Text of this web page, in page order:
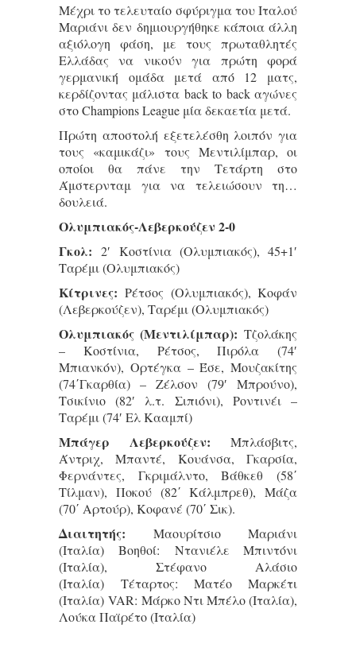
Μέχρι το τελευταίο σφύριγμα του Ιταλού
Μαριάνι δεν δημιουργήθηκε κάποια άλλη
αξιόλογη φάση, με τους πρωταθλητές
Ελλάδας να νικούν για πρώτη φορά
γερμανική ομάδα μετά από 12 ματς,
κερδίζοντας μάλιστα back to back αγώνες
στο Champions League μία δεκαετία μετά.
Πρώτη αποστολή εξετελέσθη λοιπόν για
τους «καμικάζι» τους Μεντιλίμπαρ, οι
οποίοι θα πάνε την Τετάρτη στο
Άμστερνταμ για να τελειώσουν τη…
δουλειά.
Ολυμπιακός-Λεβερκούζεν 2-0
Γκολ: 2′ Κοστίνια (Ολυμπιακός), 45+1′
Ταρέμι (Ολυμπιακός)
Κίτρινες: Ρέτσος (Ολυμπιακός), Κοφάν
(Λεβερκούζεν), Ταρέμι (Ολυμπιακός)
Ολυμπιακός (Μεντιλίμπαρ): Τζολάκης
– Κοστίνια, Ρέτσος, Πιρόλα (74′
Μπιανκόν), Ορτέγκα – Έσε, Μουζακίτης
(74΄Γκαρθία) – Ζέλσον (79′ Μπρούνο),
Τσικίνιο (82′ λ.τ. Σιπιόνι), Ροντινέι –
Ταρέμι (74′ Ελ Κααμπί)
Μπάγερ Λεβερκούζεν: Μπλάσβιτς,
Άντριχ, Μπαντέ, Κουάνσα, Γκαρσία,
Φερνάντες, Γκριμάλντο, Βάθκεθ (58΄
Τίλμαν), Ποκού (82΄ Κάλμπρεθ), Μάζα
(70΄ Αρτούρ), Κοφανέ (70΄ Σικ).
Διαιτητής: Μαουρίτσιο Μαριάνι
(Ιταλία) Βοηθοί: Ντανιέλε Μπιντόνι
(Ιταλία), Στέφανο Αλάσιο
(Ιταλία) Τέταρτος: Ματέο Μαρκέτι
(Ιταλία) VAR: Μάρκο Ντι Μπέλο (Ιταλία),
Λούκα Παϊρέτο (Ιταλία)